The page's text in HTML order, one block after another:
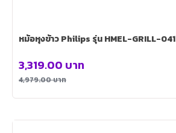
หม้อหุงข้าว Philips รุ่น HMEL-GRILL-041
4,979.00บาท
3,319.00 บาท